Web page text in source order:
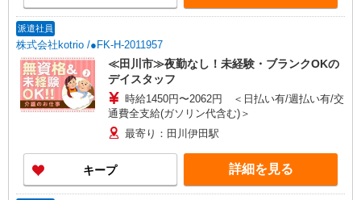
派遣社員
株式会社kotrio /●FK-H-2011957
≪田川市≫夜勤なし！未経験・ブランクOKの
デイスタッフ
時給1450円〜2062円 ＜日払い有/週払い有/交
通費全支給(ガソリン代含む)＞
最寄り：田川伊田駅
キープ 詳細を見る